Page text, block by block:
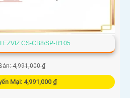
EZVIZ CS-CB8/SP-R105
4,991,000 ₫
Mại: 4,991,000 ₫